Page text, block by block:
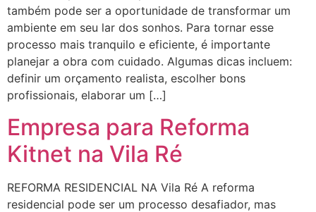
também pode ser a oportunidade de transformar um
ambiente em seu lar dos sonhos. Para tornar esse
processo mais tranquilo e eficiente, é importante
planejar a obra com cuidado. Algumas dicas incluem:
definir um orçamento realista, escolher bons
profissionais, elaborar um […]
Empresa para Reforma
Kitnet na Vila Ré
REFORMA RESIDENCIAL NA Vila Ré A reforma
residencial pode ser um processo desafiador, mas